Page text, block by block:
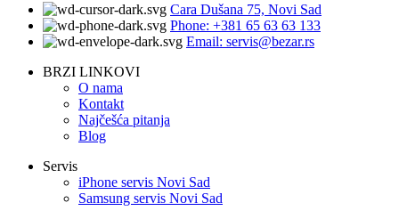
Cara Dušana 75, Novi Sad
Phone: +381 65 63 63 133
Email: servis@bezar.rs
BRZI LINKOVI
O nama
Kontakt
Najčešća pitanja
Blog
Servis
iPhone servis Novi Sad
Samsung servis Novi Sad